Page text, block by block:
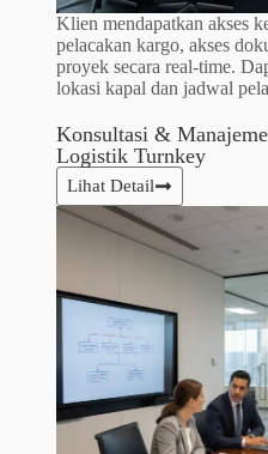
Klien mendapatkan akses
pelacakan kargo, akses
proyek secara real-time.
lokasi kapal dan jadwal
Konsultasi &
Logistik Turnkey
Lihat Detail